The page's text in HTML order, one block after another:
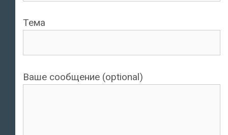
Тема
Ваше сообщение (optional)